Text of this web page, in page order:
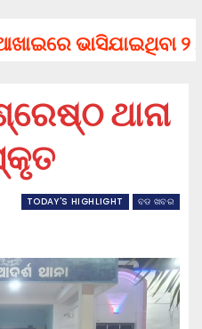
ଭାସିଯାଇଥିବା ୨
ଥାନା
TODAY'S HIGHLIGHT ବଡ ଖବର